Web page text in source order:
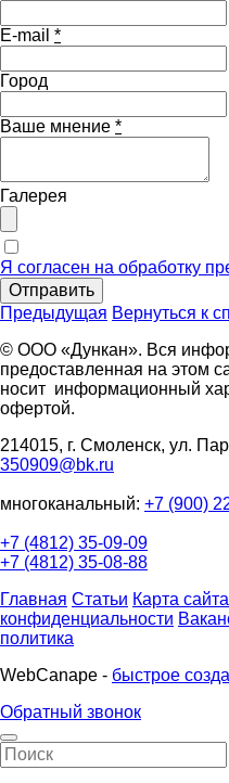
E-mail *
Город
Ваше мнение *
Галерея
Я согласен на обработку
Отправить
Предыдущая Вернуться к
© ООО «Дункан». Вся
предоставленная на этом
носит информационный
офертой.
214015, г. Смоленск, ул.
350909@bk.ru
многоканальный: +7 (900)
+7 (4812) 35-09-09
+7 (4812) 35-08-88
Главная Статьи Карта сайта
конфиденциальности
политика
WebCanape - быстрое
Обратный звонок